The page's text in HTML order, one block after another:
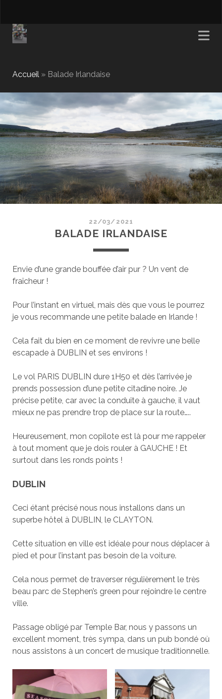
Accueil» Balade Irlandaise
22/03/2021
BALADE IRLANDAISE
Envie d’une grande bouffée d’air pur ? Un vent de
fraîcheur !
Pour l’instant en virtuel, mais dès que vous le pourrez
je vous recommande une petite balade en Irlande !
Cela fait du bien en ce moment de revivre une belle
escapade à DUBLIN et ses environs !
Le vol PARIS DUBLIN dure 1H50 et dès l’arrivée je
prends possession d’une petite citadine noire. Je
précise petite, car avec la conduite à gauche, il vaut
mieux ne pas prendre trop de place sur la route…..
Heureusement, mon copilote est là pour me rappeler
à tout moment que je dois rouler à GAUCHE ! Et
surtout dans les ronds points !
DUBLIN
Ceci étant précisé nous nous installons dans un
superbe hôtel à DUBLIN, le CLAYTON.
Cette situation en ville est idéale pour nous déplacer à
pied et pour l’instant pas besoin de la voiture.
Cela nous permet de traverser régulièrement le très
beau parc de Stephen’s green pour rejoindre le centre
ville.
Passage obligé par Temple Bar, nous y passons un
excellent moment, très sympa, dans un pub bondé où
nous assistons à un concert de musique traditionnelle.